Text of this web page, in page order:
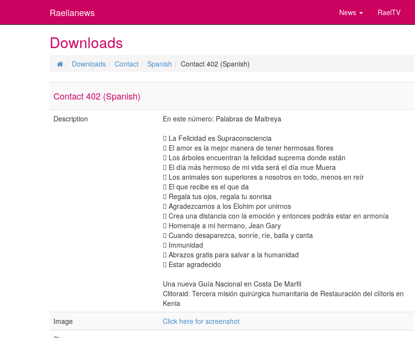
Raelianews News RaelTV
Downloads
Downloads Contact Spanish Contact 402 (Spanish)
Contact 402 (Spanish)
Description
En este número: Palabras de Maitreya
 La Felicidad es Supraconsciencia
 El amor es la mejor manera de tener hermosas flores
 Los árboles encuentran la felicidad suprema donde están
 El día más hermoso de mi vida será el día mue Muera
 Los animales son superiores a nosotros en todo, menos en reír
 El que recibe es el que da
 Regala tus ojos, regala tu sonrisa
 Agradezcamos a los Elohim por unirnos
 Crea una distancia con la emoción y entonces podrás estar en armonía
 Homenaje a mi hermano, Jean Gary
 Cuando desaparezca, sonríe, ríe, baila y canta
 Immunidad
 Abrazos gratis para salvar a la humanidad
 Estar agradecido
Una nueva Guía Nacional en Costa De Marfil
Clitoraid: Tercera misión quirúrgica humanitaria de Restauración del clítoris en
Kenia
Image
Click here for screenshot